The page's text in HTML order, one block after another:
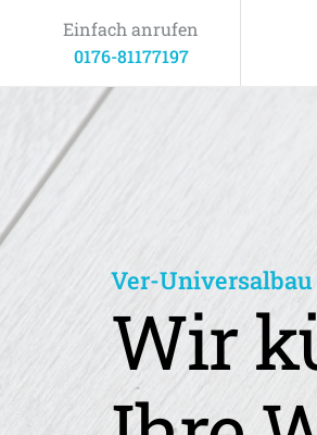
Einfach anrufen
0176-81177197
Ver-
Wir